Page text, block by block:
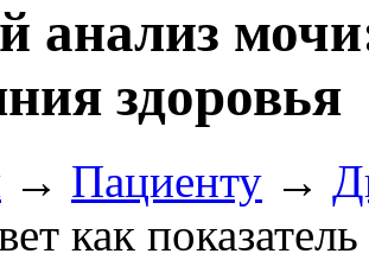
анализ
здоровья
→ Пациенту →
как